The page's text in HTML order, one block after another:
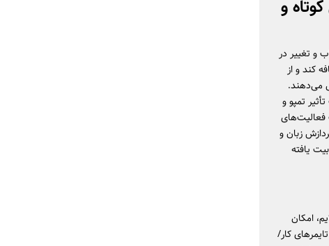
و
و تغییر در
کند و از
می‌دهند.
تمپو و
دقیقه برای اغلب فعالیت‌های
زبان و
یافته
امکان
کار/